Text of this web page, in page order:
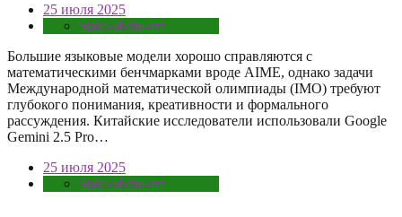
25 июля 2025
State-of-the-art
Большие языковые модели хорошо справляются с
математическими бенчмарками вроде AIME, однако задачи
Международной математической олимпиады (IMO) требуют
глубокого понимания, креативности и формального
рассуждения. Китайские исследователи использовали Google
Gemini 2.5 Pro…
25 июля 2025
State-of-the-art